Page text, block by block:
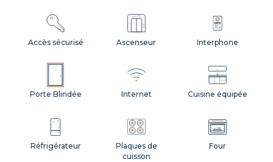
Internet Cuisine équipée
Réfrigérateur Four
Plaques de
cuisson
Accès sécurisé Ascenseur Interphone
Porte Blindée